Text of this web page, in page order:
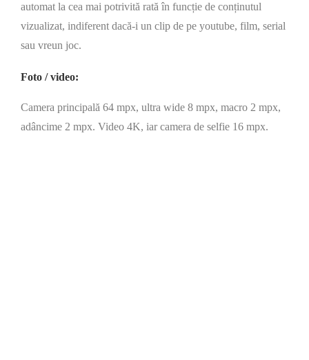
automat la cea mai potrivită rată în funcție de conținutul
vizualizat, indiferent dacă-i un clip de pe youtube, film, serial
sau vreun joc.
Foto / video:
Camera principală 64 mpx, ultra wide 8 mpx, macro 2 mpx,
adâncime 2 mpx. Video 4K, iar camera de selfie 16 mpx.